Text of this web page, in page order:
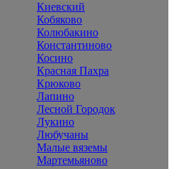
Киевский
Кобяково
Колюбакино
Константиново
Косино
Красная Пахра
Крюково
Лапино
Лесной Городок
Лукино
Любучаны
Малые вяземы
Мартемьяново